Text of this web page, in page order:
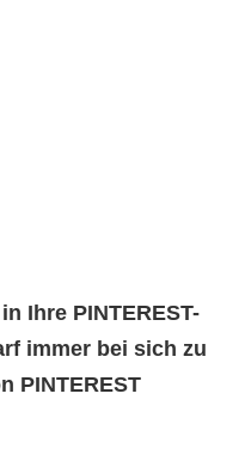
Ihre PINTEREST-
immer bei sich zu
PINTEREST